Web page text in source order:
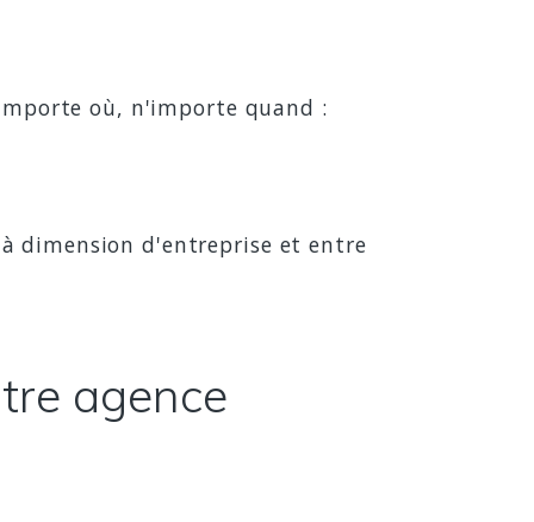
où, n'importe quand :
dimension d'entreprise et entre
agence